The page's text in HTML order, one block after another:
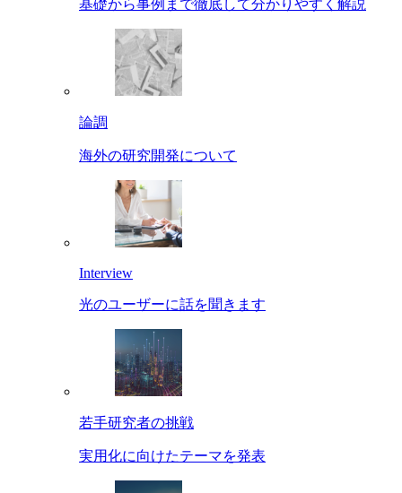
基礎から事例まで徹底して分かりやすく解説
論調
海外の研究開発について
Interview
光のユーザーに話を聞きます
若手研究者の挑戦
実用化に向けたテーマを発表